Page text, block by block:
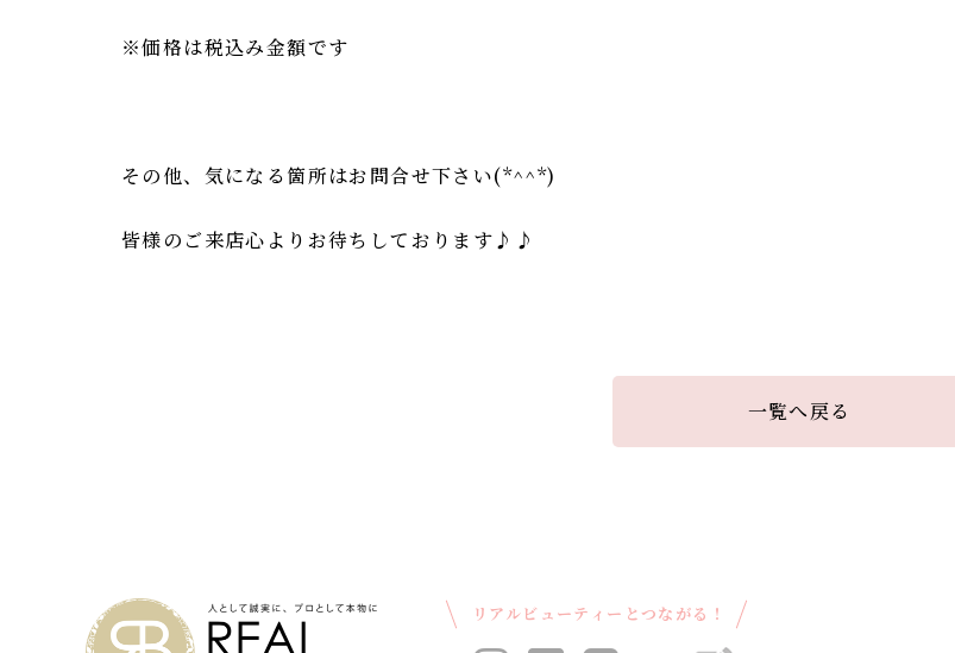
※価格は税込み金額です
その他、気になる箇所はお問合せ下さい(*^^*)
皆様のご来店心よりお待ちしております♪♪
一覧へ戻る
リアルビューティーとつながる！